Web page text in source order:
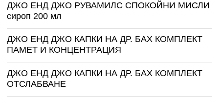
ДЖО ЕНД ДЖО РУВАМИЛС СПОКОЙНИ МИСЛИ
сироп 200 мл
ДЖО ЕНД ДЖО КАПКИ НА ДР. БАХ КОМПЛЕКТ
ПАМЕТ И КОНЦЕНТРАЦИЯ
ДЖО ЕНД ДЖО КАПКИ НА ДР. БАХ КОМПЛЕКТ
ОТСЛАБВАНЕ